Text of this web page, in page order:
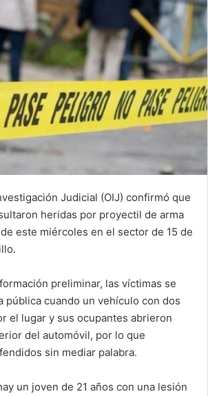
Judicial (OIJ) confirmó que
heridas por proyectil de arma
este miércoles en el sector de 15 de
preliminar, las víctimas se
pública cuando un vehículo con dos
el lugar y sus ocupantes abrieron
del automóvil, por lo que
sin mediar palabra.
un joven de 21 años con una lesión